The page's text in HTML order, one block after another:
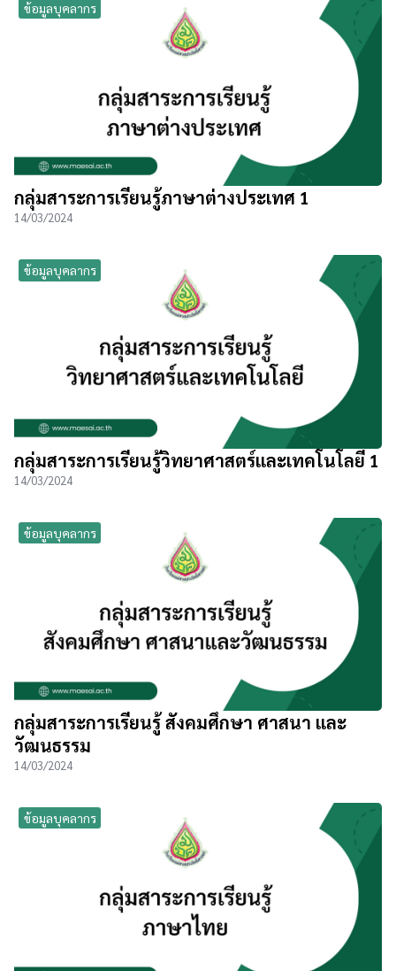
ข้อมูลบุคลากร
กลุ่มสาระการเรียนรู้ภาษาต่างประเทศ 1
14/03/2024
ข้อมูลบุคลากร
กลุ่มสาระการเรียนรู้วิทยาศาสตร์และเทคโนโลยี 1
14/03/2024
ข้อมูลบุคลากร
กลุ่มสาระการเรียนรู้ สังคมศึกษา ศาสนา และ
วัฒนธรรม
14/03/2024
ข้อมูลบุคลากร